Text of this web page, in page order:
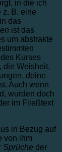
in die ich
z. B. eine
das
ist das
um abstrakte
Kurses
die Weisheit,
deine
Auch wenn
wurden doch
im Fließtext
in Bezug auf
von ihm
Sprüche der